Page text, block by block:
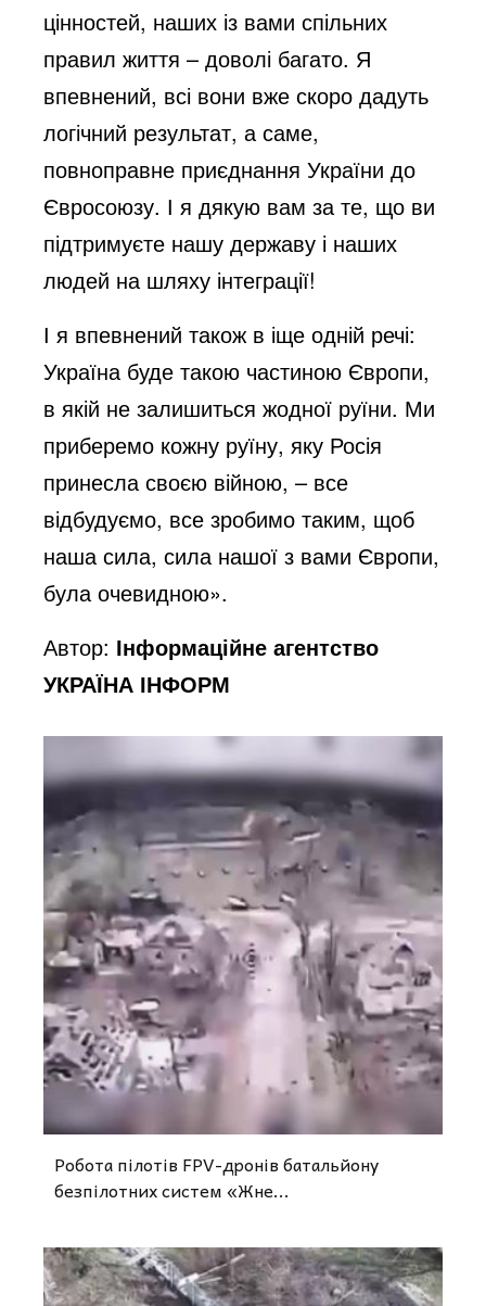
цінностей, наших із вами спільних
правил життя – доволі багато. Я
впевнений, всі вони вже скоро дадуть
логічний результат, а саме,
повноправне приєднання України до
Євросоюзу. І я дякую вам за те, що ви
підтримуєте нашу державу і наших
людей на шляху інтеграції!
І я впевнений також в іще одній речі:
Україна буде такою частиною Європи,
в якій не залишиться жодної руїни. Ми
приберемо кожну руїну, яку Росія
принесла своєю війною, – все
відбудуємо, все зробимо таким, щоб
наша сила, сила нашої з вами Європи,
була очевидною».
Автор: Інформаційне агентство
УКРАЇНА ІНФОРМ
Робота пілотів FPV-дронів батальйону
безпілотних систем «Жне...